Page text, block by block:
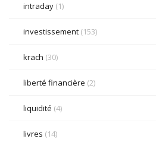
intraday (1)
investissement (153)
krach (30)
liberté financière (2)
liquidité (4)
livres (14)